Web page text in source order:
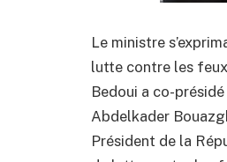
Le ministre
lutte contre les
Bedoui a co-
Abdelkader
Président de la